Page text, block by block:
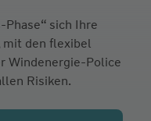
sich Ihre
mit den flexibel
Windenergie-Police
Risiken.